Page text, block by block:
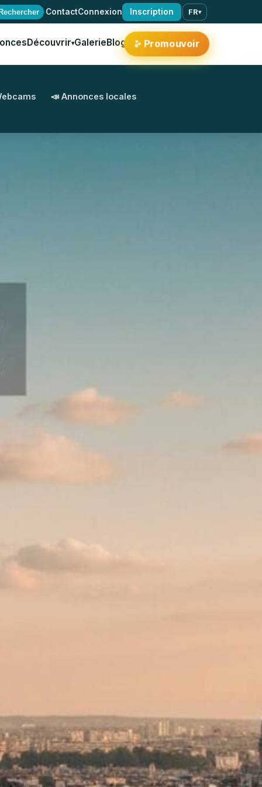
·ContactConnexion Inscription FR▾
Découvrir▾GalerieBlog ✨Promouvoir
📣 Annonces locales